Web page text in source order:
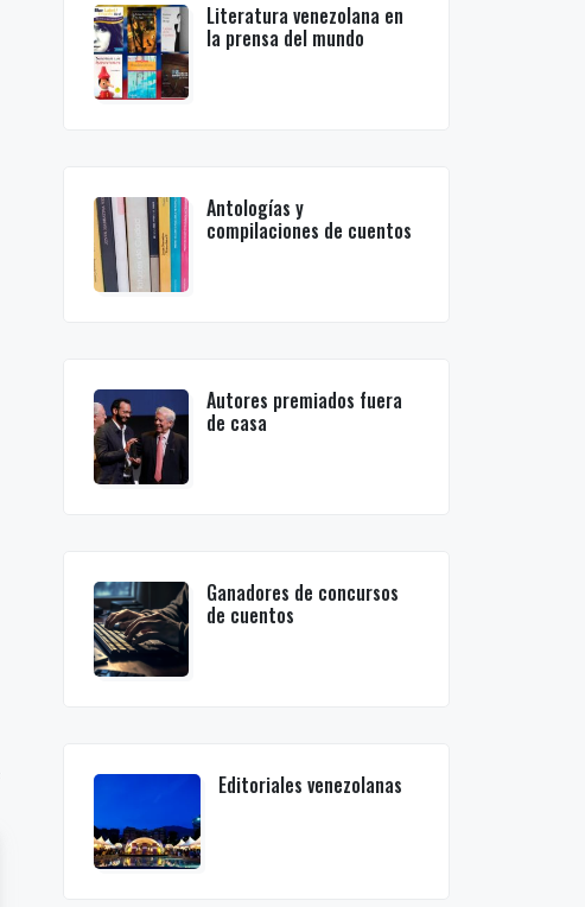
Literatura venezolana en
la prensa del mundo
Antologías y
compilaciones de cuentos
Autores premiados fuera
de casa
Ganadores de concursos
de cuentos
Editoriales venezolanas